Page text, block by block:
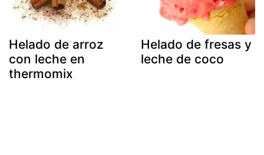
Helado de arroz
con leche en
thermomix
Helado de fresas y
leche de coco